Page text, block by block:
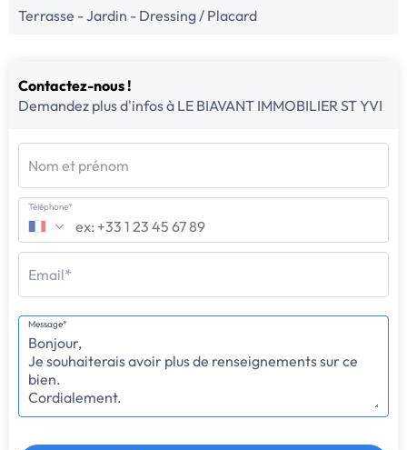
Terrasse - Jardin - Dressing / Placard
Contactez-nous !
Demandez plus d'infos à LE BIAVANT IMMOBILIER ST YVI
Nom et prénom
Téléphone*
Email*
Message*